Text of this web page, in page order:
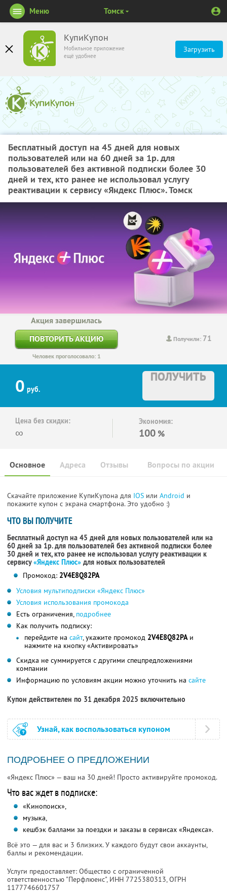
КупиКупон
Мобильное приложение
ещё удобнее
Загрузить
Меню Томск
Бесплатный доступ на 45 дней для новых
пользователей или на 60 дней за 1р. для
пользователей без активной подписки более 30
дней и тех, кто ранее не использовал услугу
реактивации к сервису «Яндекс Плюс». Томск
Получили: 71
Акция завершилась
ПОВТОРИТЬ АКЦИЮ
Человек проголосовало: 1
0 руб.
ПОЛУЧИТЬ
Цена без скидки:
∞
Экономия:
100 %
Основное Отзывы Вопросы по акции
Адреса
Скачайте приложение КупиКупона для IOS или Android и
покажите купон с экрана смартфона. Это удобно :)
ЧТО ВЫ ПОЛУЧИТЕ
Бесплатный доступ на 45 дней для новых пользователей или на
60 дней за 1р. для пользователей без активной подписки более
30 дней и тех, кто ранее не использовал услугу реактивации к
сервису«Яндекс Плюс» для новых пользователей
Промокод: 2V4E8Q82PA
Условия мультиподписки «Яндекс Плюс»
Условия использования промокода
Есть ограничения, подробнее
Как получить подписку:
перейдите на сайт, укажите промокод 2V4E8Q82PAи
нажмите на кнопку «Активировать»
Скидка не суммируется с другими спецпредложениями
компании
Информацию по условиям акции можно уточнить на сайте
Купон действителен по 31 декабря 2025 включительно
Узнай, как воспользоваться купоном
ПОДРОБНЕЕ О ПРЕДЛОЖЕНИИ
«Яндекс Плюс» — ваш на 30 дней! Просто активируйте промокод.
Что вас ждет в подписке:
«Кинопоиск»,
музыка,
кешбэк баллами за поездки и заказы в сервисах «Яндекса».
Всё это — для вас и 3 близких. У каждого будут свои аккаунты,
баллы и рекомендации.
Услуги предоставляет: Общество с ограниченной
ответственностью "Перфлюенс", ИНН 7725380313, ОГРН
1177746601757